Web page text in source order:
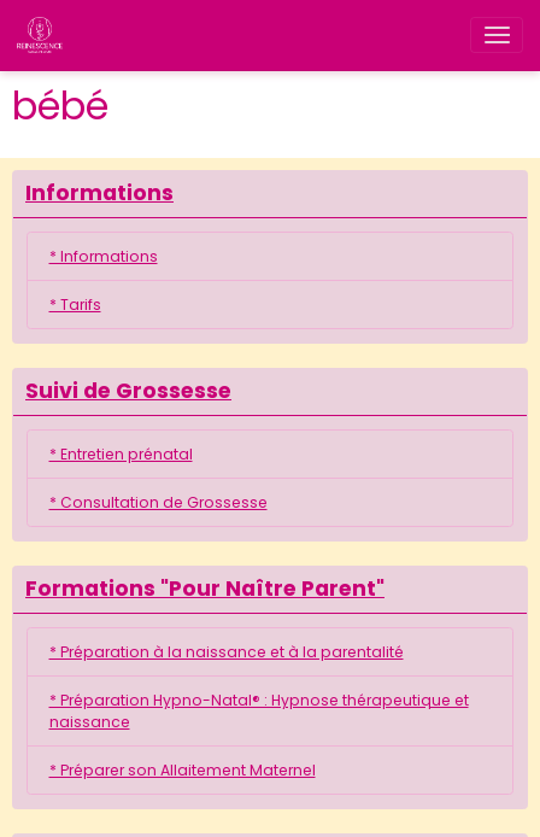
bébé
Informations
* Informations
* Tarifs
Suivi de Grossesse
* Entretien prénatal
* Consultation de Grossesse
Formations "Pour Naître Parent"
* Préparation à la naissance et à la parentalité
* Préparation Hypno-Natal® : Hypnose thérapeutique et
naissance
* Préparer son Allaitement Maternel